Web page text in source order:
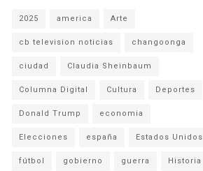
2025 america Arte
cb television noticias changoonga
ciudad Claudia Sheinbaum
Columna Digital Cultura Deportes
Donald Trump economia
Elecciones españa Estados Unidos
fútbol gobierno guerra Historia